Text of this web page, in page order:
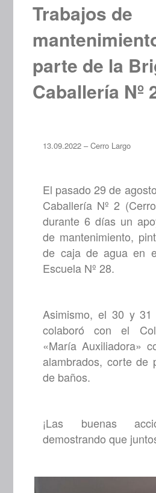
Trabajos de
parte de la
Caballería Nº
13.09.2022 – Cerro Largo
El pasado 29 de
Caballería Nº 2
durante 6 días un
de mantenimiento,
de caja de agua en
Escuela Nº 28.
Asimismo, el 30 y
colaboró con el
«María Auxiliadora»
alambrados, corte de
de baños.
¡Las buenas
demostrando que